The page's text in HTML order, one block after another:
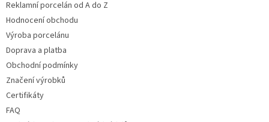
Reklamní porcelán od A do Z
Hodnocení obchodu
Výroba porcelánu
Doprava a platba
Obchodní podmínky
Značení výrobků
Certifikáty
FAQ